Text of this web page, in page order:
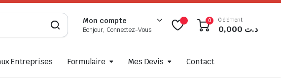
Mon compte
Bonjour, Connectez-Vous
0 0 élément
د.ت
Entreprises Formulaire Mes Devis Contact